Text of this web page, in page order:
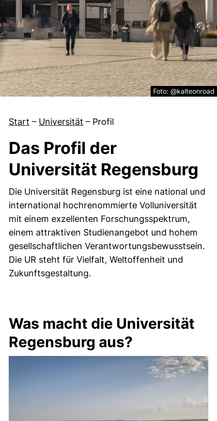
Rechtliche
Foto: @kalteonroad
Start – Universität – Profil
Das Profil der
Universität Regensburg
Die Universität Regensburg ist eine national und
international hochrenommierte Volluniversität
mit einem exzellenten Forschungsspektrum,
einem attraktiven Studienangebot und hohem
gesellschaftlichen Verantwortungsbewusstsein.
Die UR steht für Vielfalt, Weltoffenheit und
Zukunftsgestaltung.
Was macht die Universität
Regensburg aus?